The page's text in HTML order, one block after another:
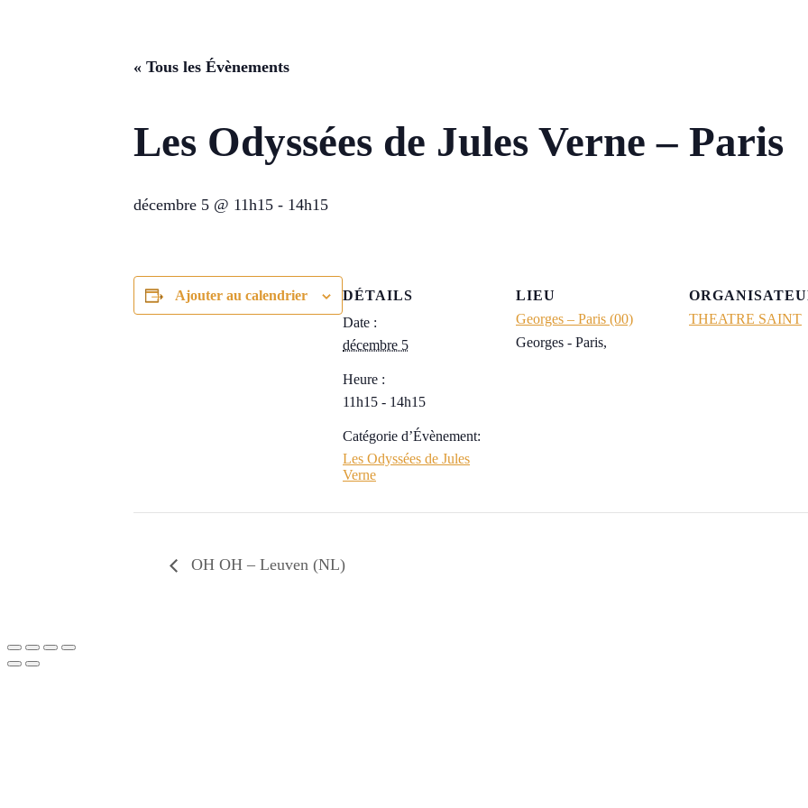
« Tous les Évènements
Les Odyssées de Jules Verne – Paris
décembre 5 @ 11h15 - 14h15
Ajouter au calendrier
DÉTAILS
Date :
décembre 5
Heure :
11h15 - 14h15
Catégorie d’Évènement:
Les Odyssées de Jules
Verne
LIEU
Georges – Paris (00)
Georges - Paris,
THEATRE SAINT
OH OH – Leuven (NL)